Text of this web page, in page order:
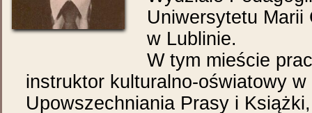
Uniwersytetu Marii
w Lublinie.
W tym mieście
instruktor kulturalno-oświatowy
Upowszechniania Prasy i